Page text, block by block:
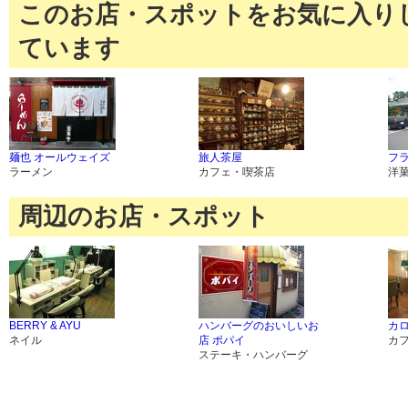
このお店・スポットをお気に入
ています
麺也 オールウェイズ
ラーメン
旅人茶屋
カフェ・喫茶店
フ
洋
周辺のお店・スポット
BERRY & AYU
ネイル
ハンバーグのおいしいお
店 ポパイ
ステーキ・ハンバーグ
カ
カ